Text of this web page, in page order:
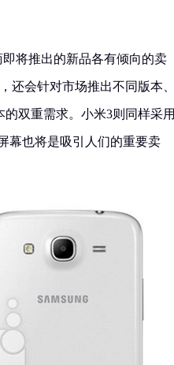
将推出的新品各有倾向的卖
还会针对市场推出不同版本、
双重需求。小米3则同样采用
幕也将是吸引人们的重要卖